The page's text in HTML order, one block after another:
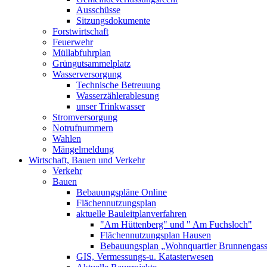
Ausschüsse
Sitzungsdokumente
Forstwirtschaft
Feuerwehr
Müllabfuhrplan
Grüngutsammelplatz
Wasserversorgung
Technische Betreuung
Wasserzählerablesung
unser Trinkwasser
Stromversorgung
Notrufnummern
Wahlen
Mängelmeldung
Wirtschaft, Bauen und Verkehr
Verkehr
Bauen
Bebauungspläne Online
Flächennutzungsplan
aktuelle Bauleitplanverfahren
"Am Hüttenberg" und " Am Fuchsloch"
Flächennutzungsplan Hausen
Bebauungsplan „Wohnquartier
GIS, Vermessungs-u. Katasterwesen